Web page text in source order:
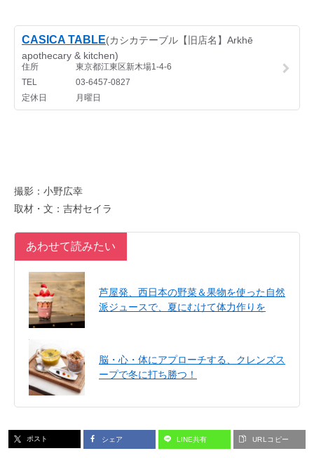
撮影：小野広幸
取材・文：吉村セイラ
あわせて読みたい
芦屋発、西日本の野菜＆果物を使った自然
派ジュースで、夏にむけて体力作りを
脳・心・体にアプローチする、クレンズス
ープで冬に打ち勝つ！
ポスト シェア LINE共有 URLコピー